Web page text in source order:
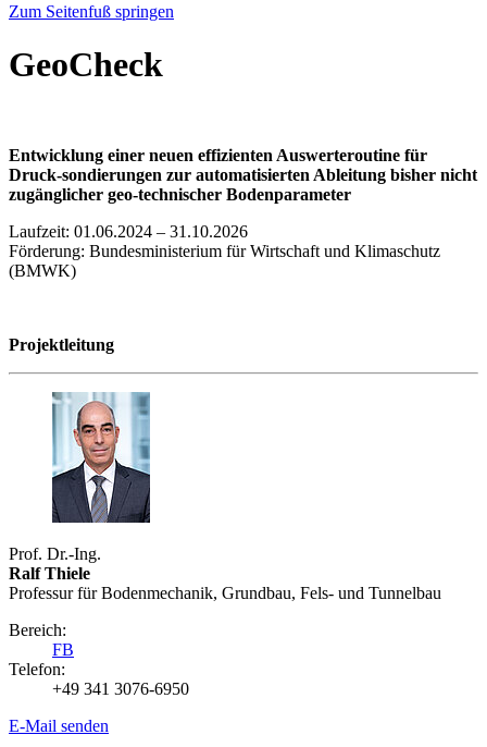
Zum Seitenfuß springen
GeoCheck
Entwicklung einer neuen effizienten Auswerteroutine für
Druck-sondierungen zur automatisierten Ableitung bisher nicht
zugänglicher geo-technischer Bodenparameter
Laufzeit: 01.06.2024 – 31.10.2026
Förderung: Bundesministerium für Wirtschaft und Klimaschutz
(BMWK)
Projektleitung
Prof. Dr.-Ing.
Ralf Thiele
Professur für Bodenmechanik, Grundbau, Fels- und Tunnelbau
Bereich:
FB
Telefon:
+49 341 3076-6950
E-Mail senden